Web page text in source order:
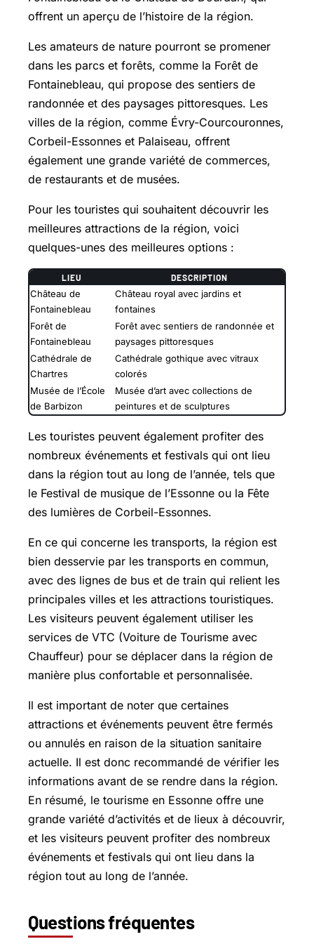
offrent un aperçu de l’histoire de la région.
Les amateurs de nature pourront se promener
dans les parcs et forêts, comme la Forêt de
Fontainebleau, qui propose des sentiers de
randonnée et des paysages pittoresques. Les
villes de la région, comme Évry-Courcouronnes,
Corbeil-Essonnes et Palaiseau, offrent
également une grande variété de commerces,
de restaurants et de musées.
Pour les touristes qui souhaitent découvrir les
meilleures attractions de la région, voici
quelques-unes des meilleures options :
LIEU DESCRIPTION
Château de
Fontainebleau
Château royal avec jardins et
fontaines
Forêt de
Fontainebleau
Forêt avec sentiers de randonnée et
paysages pittoresques
Cathédrale de
Chartres
Cathédrale gothique avec vitraux
colorés
Musée de l’École
de Barbizon
Musée d’art avec collections de
peintures et de sculptures
Les touristes peuvent également profiter des
nombreux événements et festivals qui ont lieu
dans la région tout au long de l’année, tels que
le Festival de musique de l’Essonne ou la Fête
des lumières de Corbeil-Essonnes.
En ce qui concerne les transports, la région est
bien desservie par les transports en commun,
avec des lignes de bus et de train qui relient les
principales villes et les attractions touristiques.
Les visiteurs peuvent également utiliser les
services de VTC (Voiture de Tourisme avec
Chauffeur) pour se déplacer dans la région de
manière plus confortable et personnalisée.
Il est important de noter que certaines
attractions et événements peuvent être fermés
ou annulés en raison de la situation sanitaire
actuelle. Il est donc recommandé de vérifier les
informations avant de se rendre dans la région.
En résumé, le tourisme en Essonne offre une
grande variété d’activités et de lieux à découvrir,
et les visiteurs peuvent profiter des nombreux
événements et festivals qui ont lieu dans la
région tout au long de l’année.
Questions fréquentes